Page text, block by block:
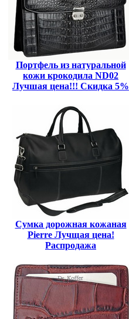
Портфель из натуральной
кожи крокодила ND02
Лучшая цена!!! Скидка 5%
Сумка дорожная кожаная
Pierre Лучщая цена!
Распродажа